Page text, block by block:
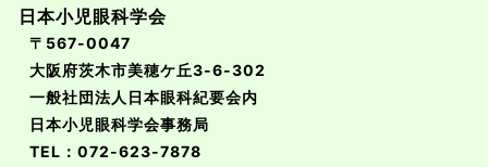
日本小児眼科学会
〒567-0047
大阪府茨木市美穂ケ丘3-6-302
一般社団法人日本眼科紀要会内
日本小児眼科学会事務局
TEL：072-623-7878